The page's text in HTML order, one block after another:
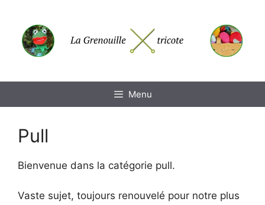
contenu
Menu
Pull
Bienvenue dans la catégorie pull.
Vaste sujet, toujours renouvelé pour notre plus